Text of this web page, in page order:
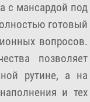
с мансардой под
готовый
вопросов.
позволяет
рутине, а на
и тех